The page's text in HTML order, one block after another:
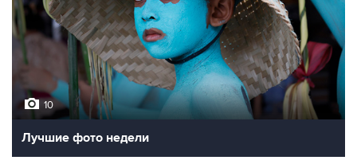
10
Лучшие фото недели